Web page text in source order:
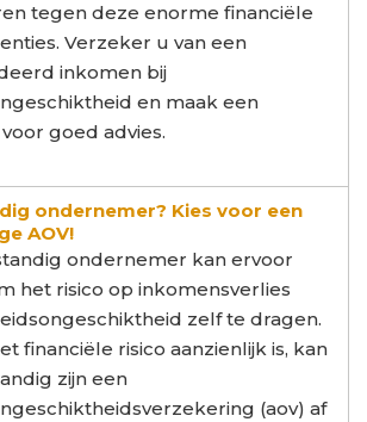
tegen deze enorme financiële
Verzeker u van een
inkomen bij
en maak een
goed advies.
ondernemer? Kies voor een
AOV!
ondernemer kan ervoor
het risico op inkomensverlies
zelf te dragen.
financiële risico aanzienlijk is, kan
zijn een
(aov) af